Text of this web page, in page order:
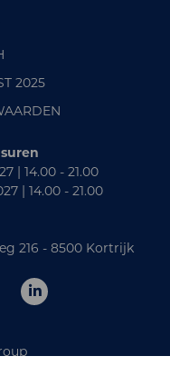
2025
| 14.00 - 21.00
| 14.00 - 21.00
216 - 8500 Kortrijk